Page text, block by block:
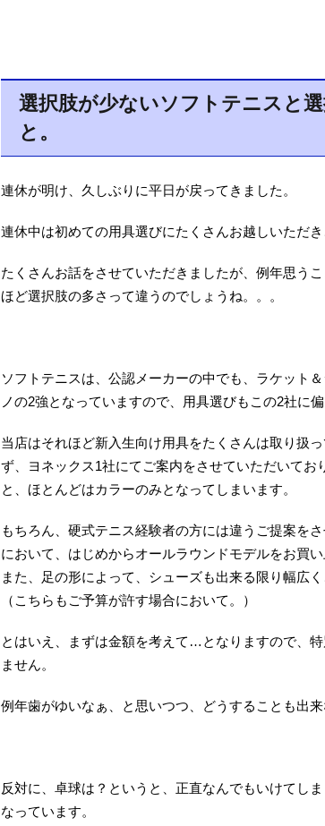
選択肢が少ないソフトテニスと
と。
連休が明け、久しぶりに平日が戻ってきました。
連休中は初めての用具選びにたくさんお越しいただき
たくさんお話をさせていただきましたが、例年思う
ほど選択肢の多さって違うのでしょうね。。。
ソフトテニスは、公認メーカーの中でも、ラケット
ノの2強となっていますので、用具選びもこの2社に偏
当店はそれほど新入生向け用具をたくさんは取り扱
ず、ヨネックス1社にてご案内をさせていただいてお
と、ほとんどはカラーのみとなってしまいます。
もちろん、硬式テニス経験者の方には違うご提案を
において、はじめからオールラウンドモデルをお買
また、足の形によって、シューズも出来る限り幅広
（こちらもご予算が許す場合において。）
とはいえ、まずは金額を考えて…となりますので、
ません。
例年歯がゆいなぁ、と思いつつ、どうすることも出来
反対に、卓球は？というと、正直なんでもいけてし
なっています。